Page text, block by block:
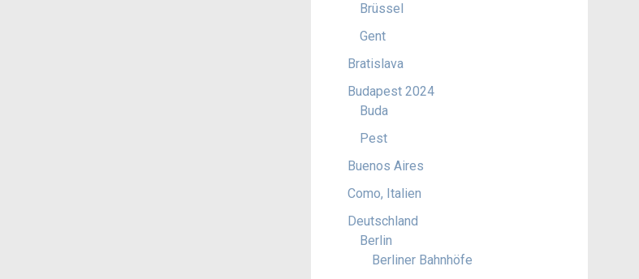
Brüssel
Gent
Bratislava
Budapest 2024
Buda
Pest
Buenos Aires
Como, Italien
Deutschland
Berlin
Berliner Bahnhöfe